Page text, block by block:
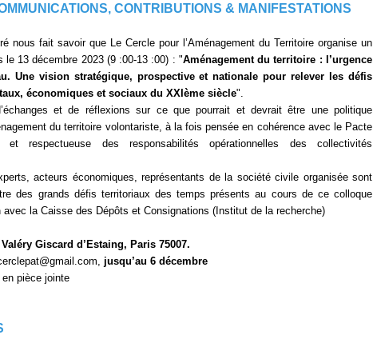
CONTRIBUTIONS & MANIFESTATIONS
nous fait savoir que Le Cercle pour l’Aménagement du Territoire organise un
le 13 décembre 2023 (9 :00-13 :00) : "Aménagement du territoire : l’urgence
Une vision stratégique, prospective et nationale pour relever les défis
économiques et sociaux du XXIème siècle".
et de réflexions sur ce que pourrait et devrait être une politique
du territoire volontariste, à la fois pensée en cohérence avec le Pacte
et respectueuse des responsabilités opérationnelles des collectivités
acteurs économiques, représentants de la société civile organisée sont
des grands défis territoriaux des temps présents au cours de ce colloque
avec la Caisse des Dépôts et Consignations (Institut de la recherche)
Giscard d’Estaing, Paris 75007.
jusqu’au 6 décembre
en pièce jointe